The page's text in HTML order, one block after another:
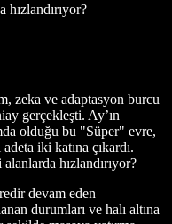
hızlandırıyor?
zeka ve adaptasyon burcu
gerçekleşti. Ay’ın
olduğu bu "Süper" evre,
iki katına çıkardı.
hızlandırıyor?
devam eden
durumları ve halı altına